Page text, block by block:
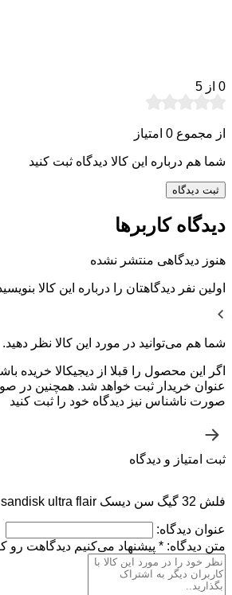
0 از 5
از مجموع 0 امتیاز
شما هم درباره این کالا دیدگاه ثبت کنید
ثبت دیدگاه
دیدگاه کاربرها
هنوز دیدگاهی منتشر نشده
اولین نفر دیدگاهتان را درباره این کالا
شما هم می‌توانید در مورد این کالا نظر دهید.
اگر این محصول را قبلا از دیجیکالا خریده
عنوان خریدار ثبت خواهد شد. همچنین در
صورت ناشناس نیز دیدگاه خود را ثبت کنید
ثبت امتیاز و دیدگاه
فلش 32 گیگ سن دیسک sandisk ultra flair
عنوان دیدگاه:
متن دیدگاه: * پیشنهاد می‌کنیم دیدگاهت رو